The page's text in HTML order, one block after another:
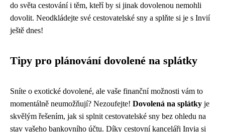
do světa cestování i těm, kteří by si jinak dovolenou nemohli
dovolit. Neodkládejte své cestovatelské sny a splňte si je s Invií
ještě dnes!
Tipy pro plánování dovolené na splátky
Sníte o exotické dovolené, ale vaše finanční možnosti vám to
momentálně neumožňují? Nezoufejte! Dovolená na splátky je
skvělým řešením, jak si splnit cestovatelské sny bez ohledu na
stav vašeho bankovního účtu. Díky cestovní kanceláři Invia si